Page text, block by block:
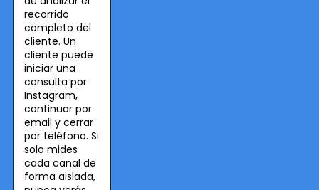
recorrido
completo del
cliente. Un
cliente puede
iniciar una
consulta por
Instagram,
continuar por
email y cerrar
por teléfono. Si
solo mides
cada canal de
forma aislada,